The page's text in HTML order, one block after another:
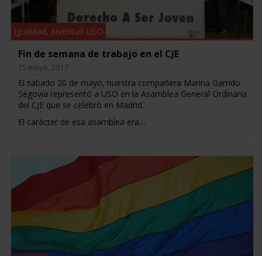
Igualdad, Juventud USO
Fin de semana de trabajo en el CJE
25 mayo, 2017
El sábado 20 de mayo, nuestra compañera Marina Garrido
Segovia representó a USO en la Asamblea General Ordinaria
del CJE que se celebró en Madrid.
El carácter de esa asamblea era…